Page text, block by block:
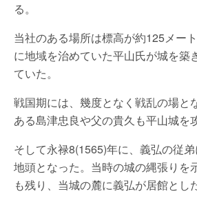
る。
当社のある場所は標高が約125メー
に地域を治めていた平山氏が城を築
ていた。
戦国期には、幾度となく戦乱の場と
ある島津忠良や父の貴久も平山城を
そして永禄8(1565)年に、義弘の従
地頭となった。当時の城の縄張りを
も残り、当城の麓に義弘が居館とし